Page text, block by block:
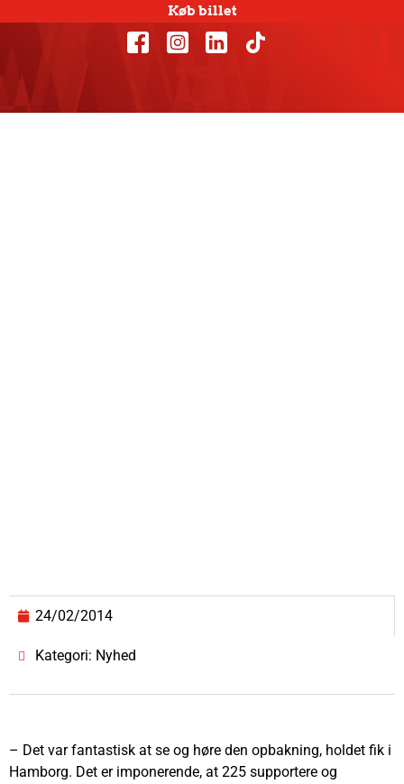
Køb billet
24/02/2014
Kategori: Nyhed
– Det var fantastisk at se og høre den opbakning, holdet fik i
Hamborg. Det er imponerende, at 225 supportere og